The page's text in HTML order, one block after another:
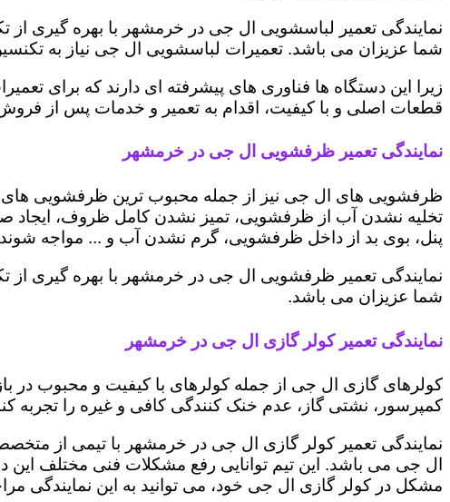
نمایندگی تعمیر لباسشویی ال جی در خرمشهر با بهره گیری
شما عزیزان می باشد. تعمیرات لباسشویی ال جی نیاز به
زیرا این دستگاه ها فناوری های پیشرفته ای دارند که برای
قطعات اصلی و با کیفیت، اقدام به تعمیر و خدمات پس از فروش
نمایندگی تعمیر ظرفشویی ال جی در خرمشهر
ظرفشویی های ال جی نیز از جمله محبوب ترین ظرفشویی های
تخلیه نشدن آب از ظرفشویی، تمیز نشدن کامل ظروف، ایجاد
پنل، بوی بد از داخل ظرفشویی، گرم نشدن آب و ... مواجه
نمایندگی تعمیر ظرفشویی ال جی در خرمشهر با بهره گیری از
شما عزیزان می باشد.
نمایندگی تعمیر کولر گازی ال جی در خرمشهر
کولرهای گازی ال جی از جمله کولرهای با کیفیت و محبوب در
کمپرسور، نشتی گاز، عدم خنک کنندگی کافی و غیره را تجربه
نمایندگی تعمیر کولر گازی ال جی در خرمشهر با تیمی از
ال جی می باشد. این تیم توانایی رفع مشکلات فنی مختلف این
مشکل در کولر گازی ال جی خود، می توانید به این نمایندگی